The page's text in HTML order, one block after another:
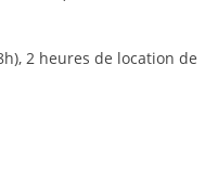
2 heures de location de